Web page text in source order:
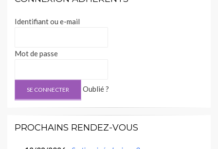
Identifiant ou e-mail
Mot de passe
Oublié ?
PROCHAINS RENDEZ-VOUS